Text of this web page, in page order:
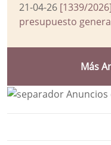
21-04-26 [1339/
presupuesto
Más